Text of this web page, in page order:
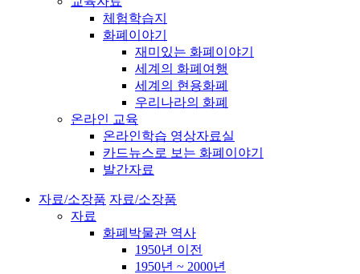
체험학습지
화폐이야기
재미있는 화폐이야기
세계의 화폐여행
세계의 현용화폐
우리나라의 화폐
온라인 교육
온라인학습 영상자료실
카드뉴스로 보는 화폐이야기
발간자료
자료/소장품 자료/소장품
자료
화폐박물관 역사
1950년 이전
1950년 ~ 2000년